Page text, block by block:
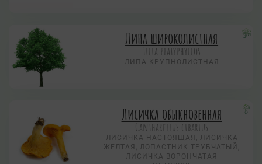
Липа широколистная
Tilia platyphyllos
ЛИПА КРУПНОЛИСТНАЯ
Лисичка обыкновенная
Cantharellus cibarius
ЛИСИЧКА НАСТОЯЩАЯ, ЛИСИЧКА
ЖЕЛТАЯ, ЛОПАСТНИК ТРУБЧАТЫЙ,
ЛИСИЧКА ВОРОНЧАТАЯ